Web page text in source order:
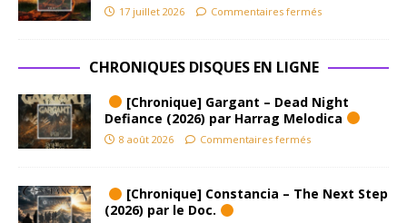
17 juillet 2026 Commentaires fermés
CHRONIQUES DISQUES EN LIGNE
[Chronique] Gargant – Dead Night
Defiance (2026) par Harrag Melodica
8 août 2026 Commentaires fermés
[Chronique] Constancia – The Next Step
(2026) par le Doc.